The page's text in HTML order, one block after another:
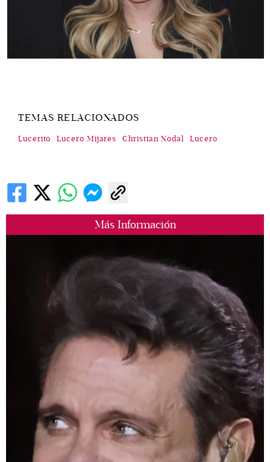
Más Información
TEMAS RELACIONADOS
Lucerito Lucero Mijares Christian Nodal Lucero